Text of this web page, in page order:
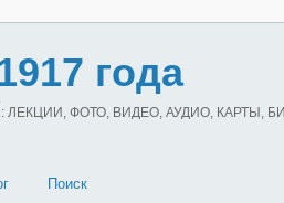
года
ФОТО, ВИДЕО, АУДИО, КАРТЫ,
Поиск